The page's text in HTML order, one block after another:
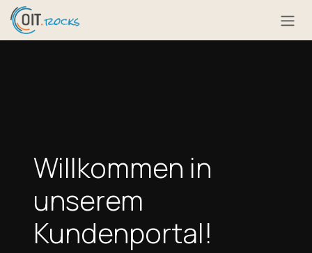
Zum Inhalt springen
Willkommen in
unserem
Kundenportal!